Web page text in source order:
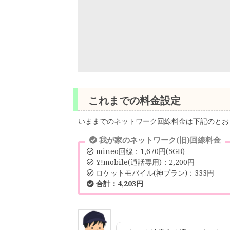
これまでの料金設定
いままでのネットワーク回線料金は下記のと
我が家のネットワーク(旧)回線料金
mineo回線：1,670円(5GB)
Y!mobile(通話専用)：2,200円
ロケットモバイル(神プラン)：333円
合計：4,203円